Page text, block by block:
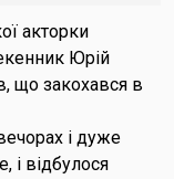
акторки
Юрій
що закохався в
і дуже
і відбулося